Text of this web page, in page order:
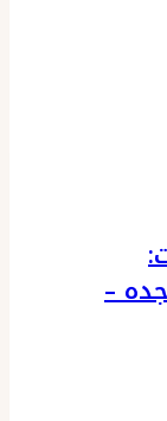
جده –